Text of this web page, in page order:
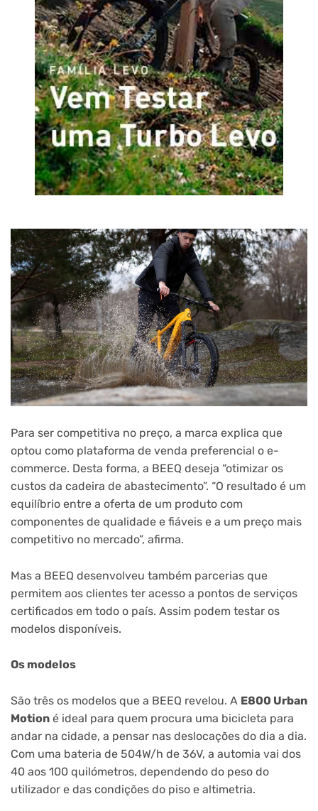
Para ser competitiva no preço, a marca explica que
optou como plataforma de venda preferencial o e-
commerce. Desta forma, a BEEQ deseja “otimizar os
custos da cadeira de abastecimento”. “O resultado é um
equilíbrio entre a oferta de um produto com
componentes de qualidade e fiáveis e a um preço mais
competitivo no mercado”, afirma.
Mas a BEEQ desenvolveu também parcerias que
permitem aos clientes ter acesso a pontos de serviços
certificados em todo o país. Assim podem testar os
modelos disponíveis.
Os modelos
São três os modelos que a BEEQ revelou. A E800 Urban
Motion é ideal para quem procura uma bicicleta para
andar na cidade, a pensar nas deslocações do dia a dia.
Com uma bateria de 504W/h de 36V, a automia vai dos
40 aos 100 quilómetros, dependendo do peso do
utilizador e das condições do piso e altimetria.